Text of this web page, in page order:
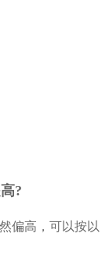
?
偏高，可以按以